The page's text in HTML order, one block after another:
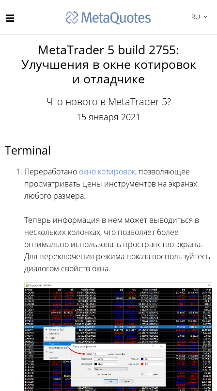
RU
MetaTrader 5 build 2755:
Улучшения в окне котировок
и отладчике
Что нового в MetaTrader 5?
15 января 2021
Terminal
Переработано окно котировок, позволяющее
просматривать цены инструментов на экранах
любого размера.
Теперь информация в нем может выводиться в
нескольких колонках, что позволяет более
оптимально использовать пространство экрана.
Для переключения режима показа воспользуйтесь
диалогом свойств окна.